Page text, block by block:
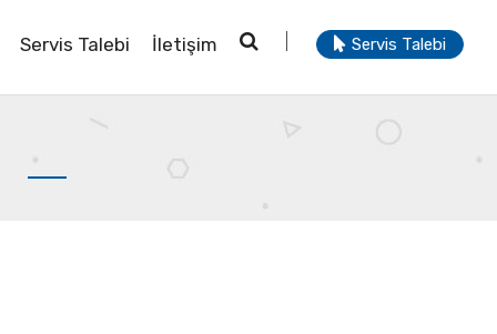
Servis Talebi İletişim Servis Talebi